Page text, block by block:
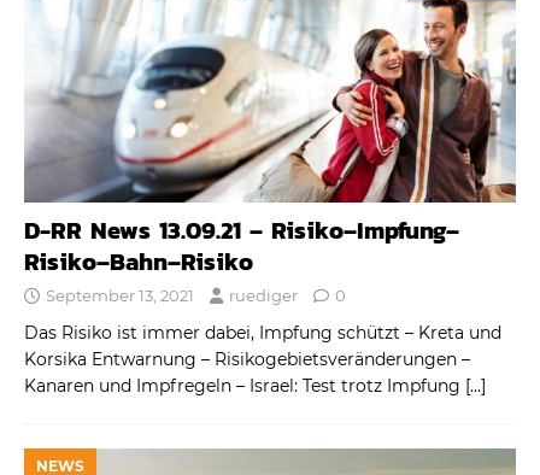
D-RR News 13.09.21 – Risiko–Impfung–
Risiko–Bahn–Risiko
September 13, 2021 ruediger 0
Das Risiko ist immer dabei, Impfung schützt – Kreta und
Korsika Entwarnung – Risikogebietsveränderungen –
Kanaren und Impfregeln – Israel: Test trotz Impfung […]
NEWS